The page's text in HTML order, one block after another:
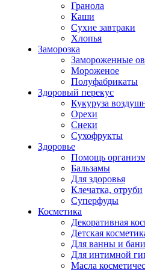
Гранола
Каши
Сухие завтраки
Хлопья
Заморозка
Замороженные
Мороженое
Полуфабрикаты
Здоровый перекус
Кукуруза
Орехи
Снеки
Сухофрукты
Здоровье
Помощь
Бальзамы
Для здоровья
Клечатка, отруби
Суперфуды
Косметика
Декоративная
Детская
Для ванны и бани
Для интимной
Масла